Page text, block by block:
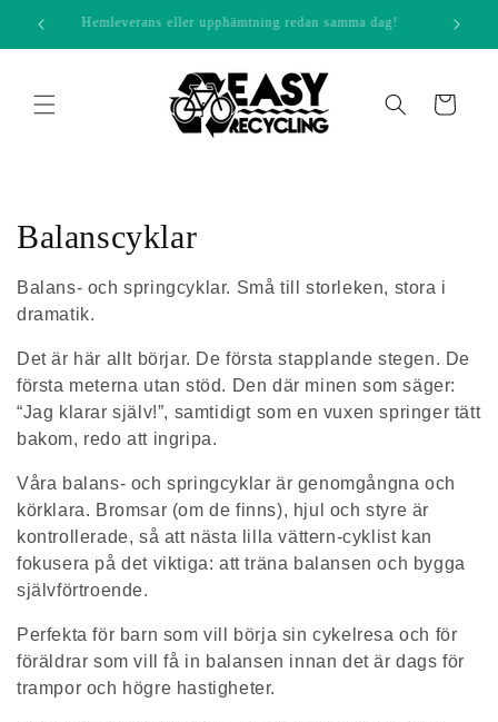
vidare Hemleverans eller upphämtning redan samma dag!
Varukorg
P
r
o
d
u
k
t
s
e
r
i
Balanscyklar
Balans- och springcyklar. Små till storleken, stora i
dramatik.
Det är här allt börjar. De första stapplande stegen. De
första meterna utan stöd. Den där minen som säger:
“Jag klarar själv!”, samtidigt som en vuxen springer tätt
bakom, redo att ingripa.
Våra balans- och springcyklar är genomgångna och
körklara. Bromsar (om de finns), hjul och styre är
kontrollerade, så att nästa lilla vättern-cyklist kan
fokusera på det viktiga: att träna balansen och bygga
självförtroende.
Perfekta för barn som vill börja sin cykelresa och för
föräldrar som vill få in balansen innan det är dags för
trampor och högre hastigheter.